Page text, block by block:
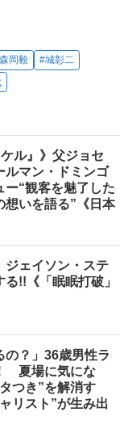
岡毅
#城彰二
ル』》父ジョセ
ルマン・ドミンゴ
ー“観客を魅了した
想いを語る”《日本
ジェイソン・ステ
!!《「眠眠打破」
の？」36歳男性ラ
夏場に気にな
つき”を解消す
リスト”が生み出